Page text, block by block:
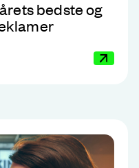
bedste og